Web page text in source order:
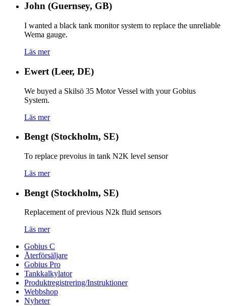
John (Guernsey, GB)
I wanted a black tank monitor system to replace the unreliable
Wema gauge.
Läs mer
Ewert (Leer, DE)
We buyed a Skilsö 35 Motor Vessel with your Gobius
System.
Läs mer
Bengt (Stockholm, SE)
To replace prevoius in tank N2K level sensor
Läs mer
Bengt (Stockholm, SE)
Replacement of previous N2k fluid sensors
Läs mer
Gobius C
Återförsäljare
Gobius Pro
Tankkalkylator
Produktregistrering/Instruktioner
Webbshop
Nyheter